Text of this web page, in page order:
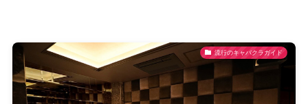
流行のキャバクラガイド